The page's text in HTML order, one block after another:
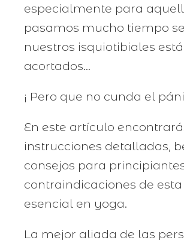
especialmente para
pasamos mucho tiempo
nuestros isquiotibiales
acortados...
¡ Pero que no cunda el
En este artículo
instrucciones detalladas,
consejos para
contraindicaciones de
esencial en yoga.
La mejor aliada de las